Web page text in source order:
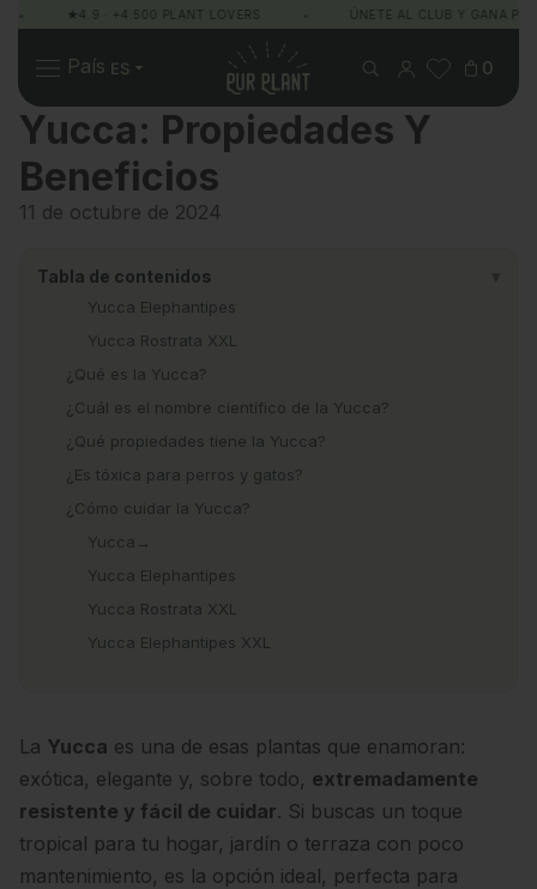
★4.9 · +4.500 PLANT LOVERS ÚNETE AL CLUB Y GANA
País
Pur Plant
0
PlantasRegalos Sobre Pur Plant
Yucca: Propiedades Y
Beneficios
11 de octubre de 2024
Tabla de contenidos
Yucca Elephantipes
Yucca Rostrata XXL
¿Qué es la Yucca?
¿Cuál es el nombre científico de la Yucca?
¿Qué propiedades tiene la Yucca?
¿Es tóxica para perros y gatos?
¿Cómo cuidar la Yucca?
Yucca→
Yucca Elephantipes
Yucca Rostrata XXL
Yucca Elephantipes XXL
La Yucca es una de esas plantas que enamoran:
exótica, elegante y, sobre todo, extremadamente
resistente y fácil de cuidar. Si buscas un toque
tropical para tu hogar, jardín o terraza con poco
mantenimiento, es la opción ideal, perfecta para